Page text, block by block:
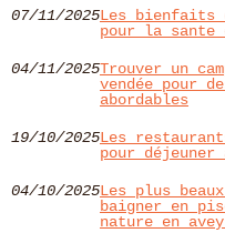
07/11/2025Les bienfaits
pour la
04/11/2025Trouver un
vendée pour
abordables
19/10/2025Les
pour déjeuner
04/10/2025Les plus
baigner en
nature en